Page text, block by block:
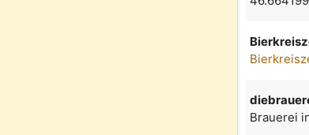
Brauerei